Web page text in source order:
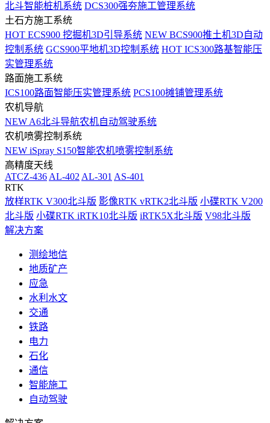
北斗智能桩机系统 DCS300强夯施工管理系统
土石方施工系统
HOT ECS900 挖掘机3D引导系统 NEW BCS900推土机3D自动
控制系统 GCS900平地机3D控制系统 HOT ICS300路基智能压
实管理系统
路面施工系统
ICS100路面智能压实管理系统 PCS100摊铺管理系统
农机导航
NEW A6北斗导航农机自动驾驶系统
农机喷雾控制系统
NEW iSpray S150智能农机喷雾控制系统
高精度天线
ATCZ-436 AL-402 AL-301 AS-401
RTK
放样RTK V300北斗版 影像RTK vRTK2北斗版 小碟RTK V200
北斗版 小碟RTK iRTK10北斗版 iRTK5X北斗版 V98北斗版
解决方案
测绘地信
地质矿产
应急
水利水文
交通
铁路
电力
石化
通信
智能施工
自动驾驶